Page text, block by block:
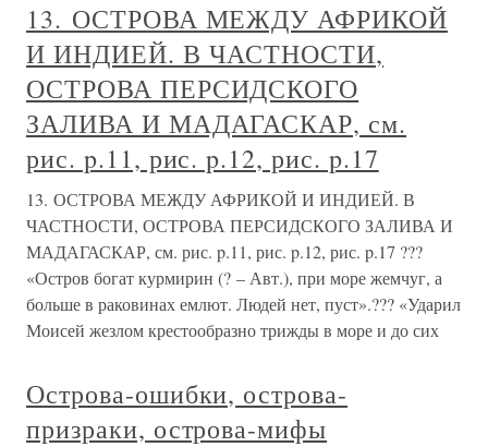
13. ОСТРОВА МЕЖДУ АФРИКОЙ
И ИНДИЕЙ. В ЧАСТНОСТИ,
ОСТРОВА ПЕРСИДСКОГО
ЗАЛИВА И МАДАГАСКАР, см.
рис. p.11, рис. p.12, рис. p.17
13. ОСТРОВА МЕЖДУ АФРИКОЙ И ИНДИЕЙ. В
ЧАСТНОСТИ, ОСТРОВА ПЕРСИДСКОГО ЗАЛИВА И
МАДАГАСКАР, см. рис. p.11, рис. p.12, рис. p.17 ???
«Остров богат курмирин (? – Авт.), при море жемчуг, а
больше в раковинах емлют. Людей нет, пуст».??? «Ударил
Моисей жезлом крестообразно трижды в море и до сих
Острова-ошибки, острова-
призраки, острова-мифы